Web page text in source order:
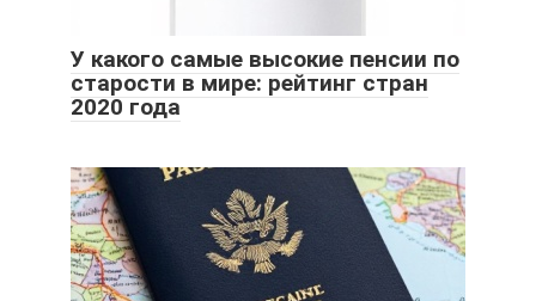
У какого самые высокие пенсии по
старости в мире: рейтинг стран
2020 года